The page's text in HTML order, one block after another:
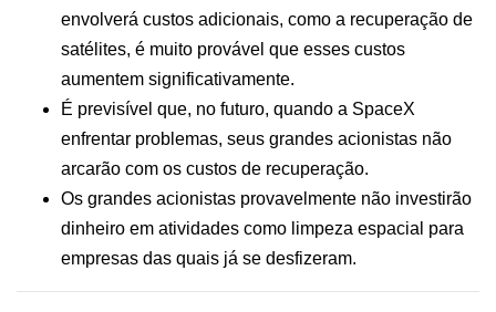
envolverá custos adicionais, como a recuperação de
satélites, é muito provável que esses custos
aumentem significativamente.
É previsível que, no futuro, quando a SpaceX
enfrentar problemas, seus grandes acionistas não
arcarão com os custos de recuperação.
Os grandes acionistas provavelmente não investirão
dinheiro em atividades como limpeza espacial para
empresas das quais já se desfizeram.